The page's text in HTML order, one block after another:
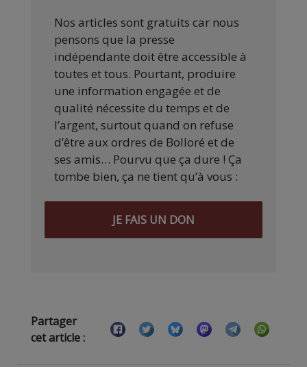
Nos articles sont gratuits car nous
pensons que la presse
indépendante doit être accessible à
toutes et tous. Pourtant, produire
une information engagée et de
qualité nécessite du temps et de
l’argent, surtout quand on refuse
d’être aux ordres de Bolloré et de
ses amis… Pourvu que ça dure ! Ça
tombe bien, ça ne tient qu’à vous :
JE FAIS UN DON
Partager
cet article :